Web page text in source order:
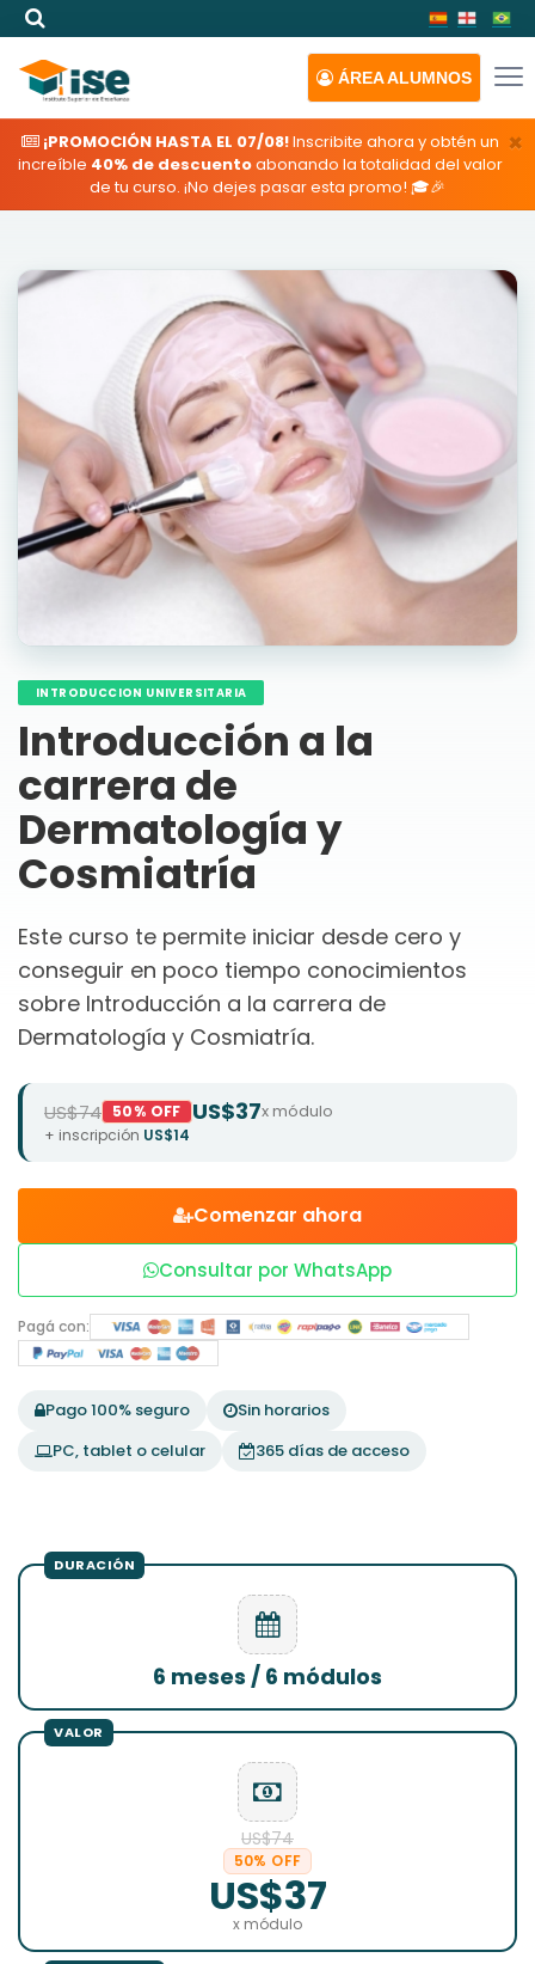
ÁREAALUMNOS
×
¡PROMOCIÓN HASTA EL 07/08!Inscribite ahora y obtén un
increíble 40% de descuentoabonando la totalidad del valor
de tu curso. ¡No dejes pasar esta promo! 🎓🎉
INTRODUCCION UNIVERSITARIA
Introducción a la
carrera de
Dermatología y
Cosmiatría
Este curso te permite iniciar desde cero y
conseguir en poco tiempo conocimientos
sobre Introducción a la carrera de
Dermatología y Cosmiatría.
US$74 50% OFF US$37x módulo
+ inscripción US$14
Comenzar ahora
Consultar por WhatsApp
Pagá con:
Pago 100% seguro
Sin horarios
PC, tablet o celular
365 días de acceso
6 meses / 6 módulos
US$74
50% OFF
US$37
x módulo